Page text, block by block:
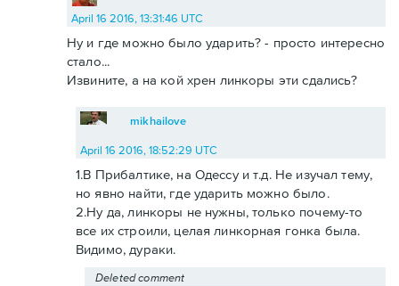
April 16 2016, 13:31:46 UTC
Ну и где можно было ударить? - просто интересно
стало...
Извините, а на кой хрен линкоры эти сдались?
mikhailove
April 16 2016, 18:52:29 UTC
1.В Прибалтике, на Одессу и т.д. Не изучал тему,
но явно найти, где ударить можно было.
2.Ну да, линкоры не нужны, только почему-то
все их строили, целая линкорная гонка была.
Видимо, дураки.
Deleted comment